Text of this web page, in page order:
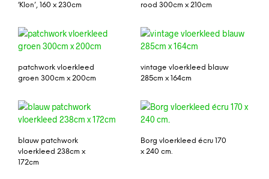
‘Klon’, 160 x 230cm
rood 300cm x 210cm
patchwork vloerkleed
groen 300cm x 200cm
vintage vloerkleed blauw
285cm x 164cm
blauw patchwork
vloerkleed 238cm x
172cm
Borg vloerkleed écru 170
x 240 cm.